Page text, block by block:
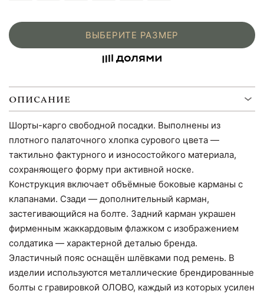
ВЫБЕРИТЕ РАЗМЕР
ОПИСАНИЕ
Шорты-карго свободной посадки. Выполнены из
плотного палаточного хлопка сурового цвета —
тактильно фактурного и износостойкого материала,
сохраняющего форму при активной носке.
Конструкция включает объёмные боковые карманы с
клапанами. Сзади — дополнительный карман,
застегивающийся на болте. Задний карман украшен
фирменным жаккардовым флажком с изображением
солдатика — характерной деталью бренда.
Эластичный пояс оснащён шлёвками под ремень. В
изделии используются металлические брендированные
болты с гравировкой ОЛОВО, каждый из которых усилен